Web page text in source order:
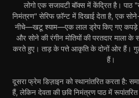
लोगो एक सजावटी बॉक्स में केंद्रित है।
निमंत्रण" सेरिफ फ़ॉन्ट में दिखाई देता है, एक
नीचे—खटू श्याम—एक लाल ड्रेप किए गए कपड़े
और सोने की रंगीन मोतियों की परतदार माला के
करते हुए। ताड़ के पत्ते आकृति के दोनों ओर हैं।
हैं।
दूसरा फ्रेम डिज़ाइन को स्थानांतरित करता है:
हैं, लेकिन देवता की छवि निमंत्रण पाठ में